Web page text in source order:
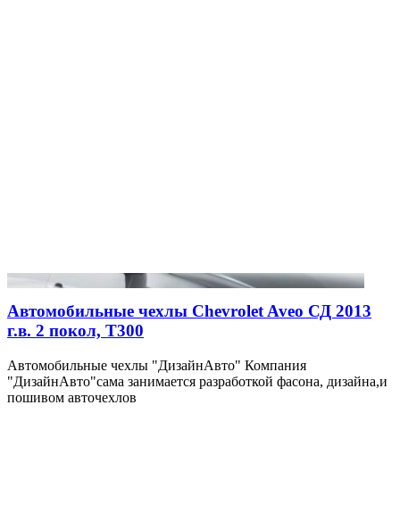
Автомобильные чехлы Chevrolet Aveo СД 2013
г.в. 2 покол, Т300
Автомобильные чехлы "ДизайнАвто" Компания
"ДизайнАвто"сама занимается разработкой фасона, дизайна,и
пошивом авточехлов